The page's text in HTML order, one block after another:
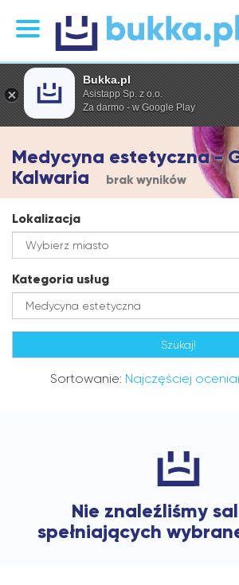
Medycyna estetyczna -
Kalwaria
brak wyników
Lokalizacja
Kategoria usług
Sortowanie: Najczęściej
Nie znaleźliśmy
spełniających
Bukka.pl
Asistapp Sp. z o.o.
Za darmo - w Google Play